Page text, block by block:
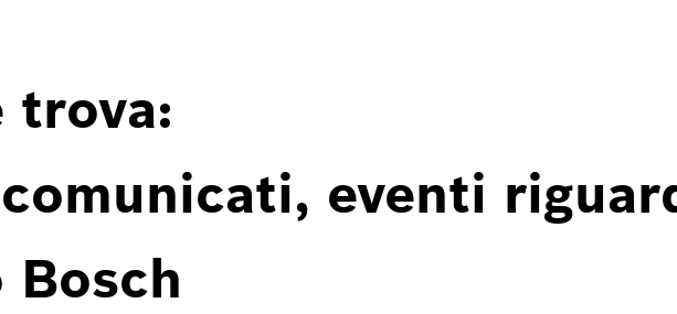
trova:
eventi
Bosch